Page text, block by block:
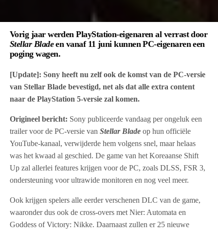
Vorig jaar werden PlayStation-eigenarenal verrastdoor
Stellar Bladeen vanaf 11 juni kunnen PC-eigenaren een
poging wagen.
[Update]: Sony heeft nu zelf ook de komst van de PC-versie
van Stellar Blade bevestigd, net als dat alle extra content
naar de PlayStation 5-versie zal komen.
Origineel bericht: Sony publiceerde vandaag per ongeluk een
trailer voor de PC-versie vanStellar Bladeop hun officiële
YouTube-kanaal, verwijderde hem volgens snel, maar helaas
was het kwaad al geschied. De game van het Koreaanse Shift
Up zal allerlei features krijgen voor de PC, zoals DLSS, FSR 3,
ondersteuning voor ultrawide monitoren en nog veel meer.
Ook krijgen spelers alle eerder verschenen DLC van de game,
waaronder dus ook de cross-overs met Nier: Automata en
Goddess of Victory: Nikke. Daarnaast zullen er 25 nieuwe